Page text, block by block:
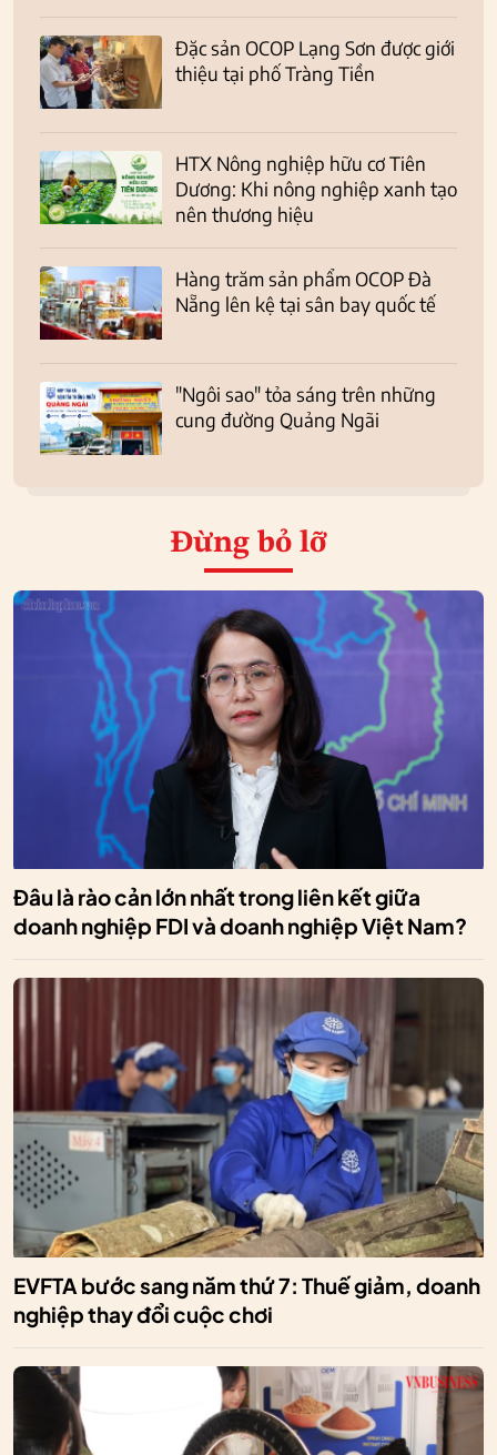
Đặc sản OCOP Lạng Sơn được giới
thiệu tại phố Tràng Tiền
HTX Nông nghiệp hữu cơ Tiên
Dương: Khi nông nghiệp xanh tạo
nên thương hiệu
Hàng trăm sản phẩm OCOP Đà
Nẵng lên kệ tại sân bay quốc tế
"Ngôi sao" tỏa sáng trên những
cung đường Quảng Ngãi
Đừng bỏ lỡ
Đâu là rào cản lớn nhất trong liên kết giữa
doanh nghiệp FDI và doanh nghiệp Việt Nam?
EVFTA bước sang năm thứ 7: Thuế giảm, doanh
nghiệp thay đổi cuộc chơi